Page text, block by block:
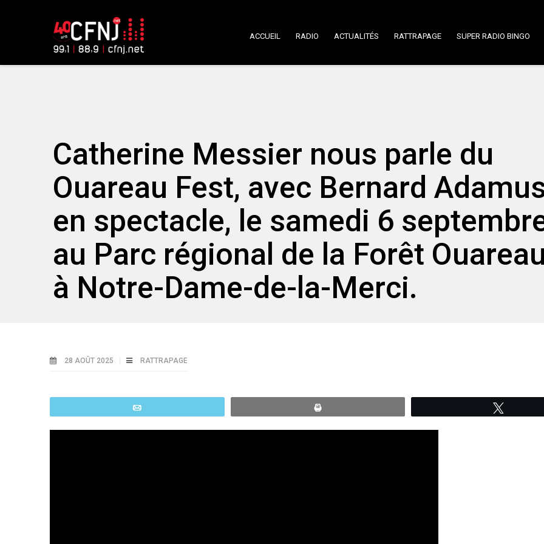
ACCUEIL RADIO ACTUALITÉS RATTRAPAGE SUPER RADIO BINGO
Catherine Messier nous parle du
Ouareau Fest, avec Bernard
en spectacle, le samedi 6
au Parc régional de la Forêt
à Notre-Dame-de-la-Merci.
28 AOÛT 2025 RATTRAPAGE